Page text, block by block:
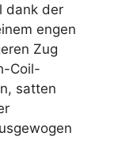
dank der
engen
Zug
Coil-
satten